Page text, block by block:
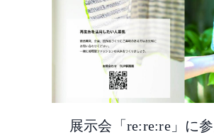
展示会「re:re:re」に